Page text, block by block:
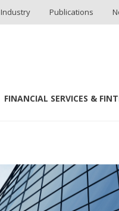
Industry Publications
FINANCIAL SERVICES &